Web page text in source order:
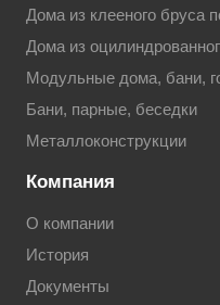
Дома из клееного бруса
Дома из
Модульные дома, бани,
Бани, парные, беседки
Металлоконструкции
Компания
О компании
История
Документы